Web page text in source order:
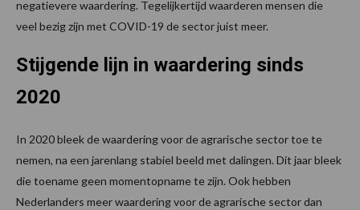
negatievere waardering. Tegelijkertijd waarderen mensen die
veel bezig zijn met COVID-19 de sector juist meer.
Stijgende lijn in waardering sinds
2020
In 2020 bleek de waardering voor de agrarische sector toe te
nemen, na een jarenlang stabiel beeld met dalingen. Dit jaar bleek
die toename geen momentopname te zijn. Ook hebben
Nederlanders meer waardering voor de agrarische sector dan